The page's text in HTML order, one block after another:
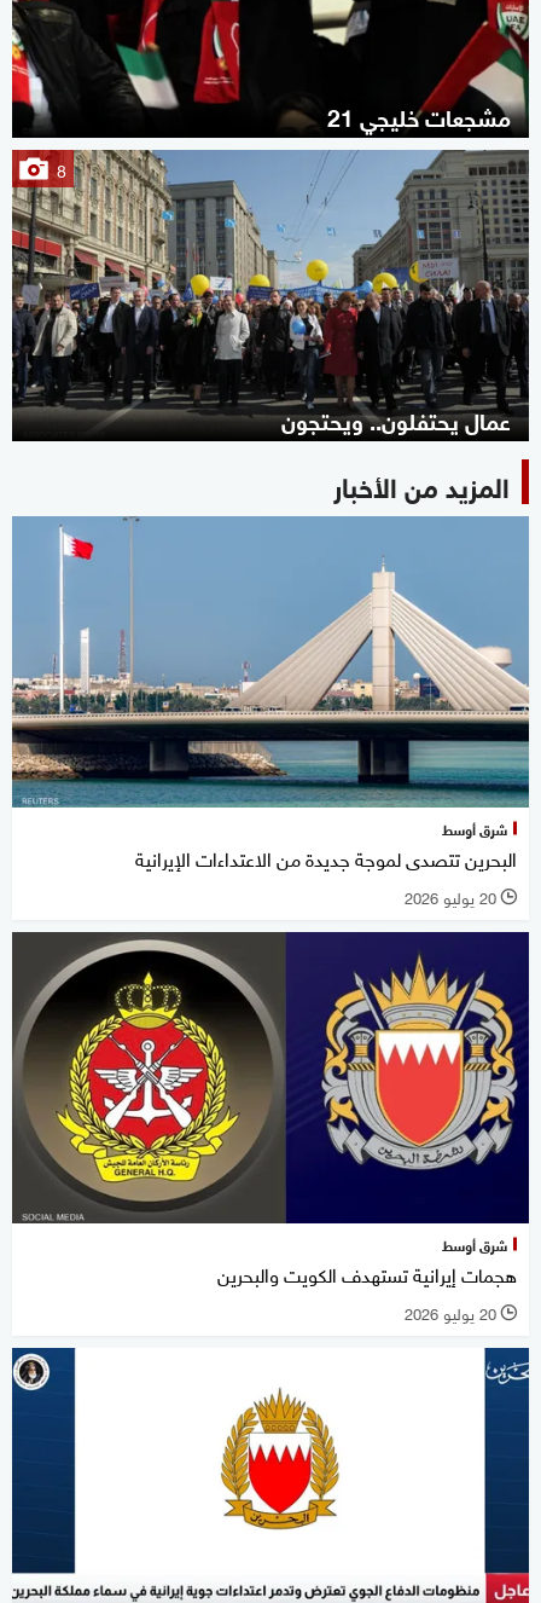
مشجعات خليجي 21
8
عمال يحتفلون.. ويحتجون
المزيد من الأخبار
شرق أوسط
البحرين تتصدى لموجة جديدة من الاعتداءات الإيرانية
l 20 يوليو 2026
شرق أوسط
هجمات إيرانية تستهدف الكويت والبحرين
l 20 يوليو 2026